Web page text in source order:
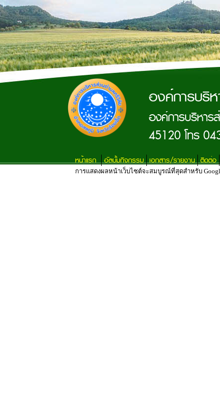
องค์การบริ
องค์การบริหา
45120 โทร
หน้าแรก อัลบั้มกิจกรรม เอกสาร/รายงาน ติดต่อ
การแสดงผลหน้าเว็บไซต์จะสมบูรณ์ที่สุดสำหรับ